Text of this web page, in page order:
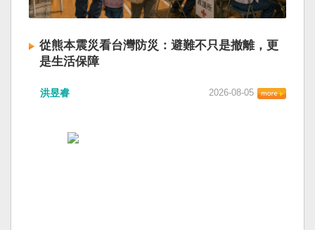
從熊本震災看台灣防災：避難不只是撤離，更
是生活保障
洪昱睿 2026-08-05